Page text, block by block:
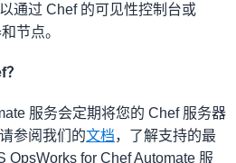
通过 Chef 的可见性控制台或
节点。
服务会定期将您的 Chef 服务器
参阅我们的文档，了解支持的最
OpsWorks for Chef Automate 服